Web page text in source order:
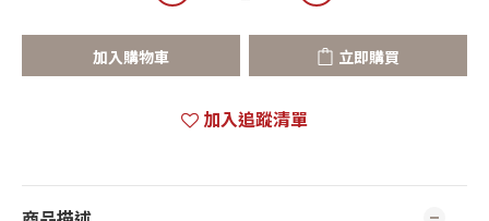
加入購物車 立即購買
加入追蹤清單